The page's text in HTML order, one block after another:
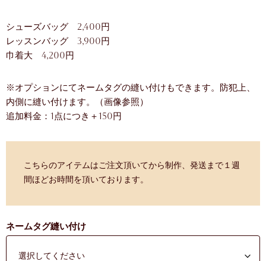
シューズバッグ 2,400円
レッスンバッグ 3,900円
巾着大 4,200円
※オプションにてネームタグの縫い付けもできます。防犯上、
内側に縫い付けます。（画像参照）
追加料金：1点につき＋150円
こちらのアイテムはご注文頂いてから制作、発送まで１週
間ほどお時間を頂いております。
ネームタグ縫い付け